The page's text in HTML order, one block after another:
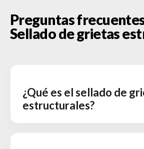
Preguntas
Sellado de grietas
¿Qué es el sellado de
estructurales?